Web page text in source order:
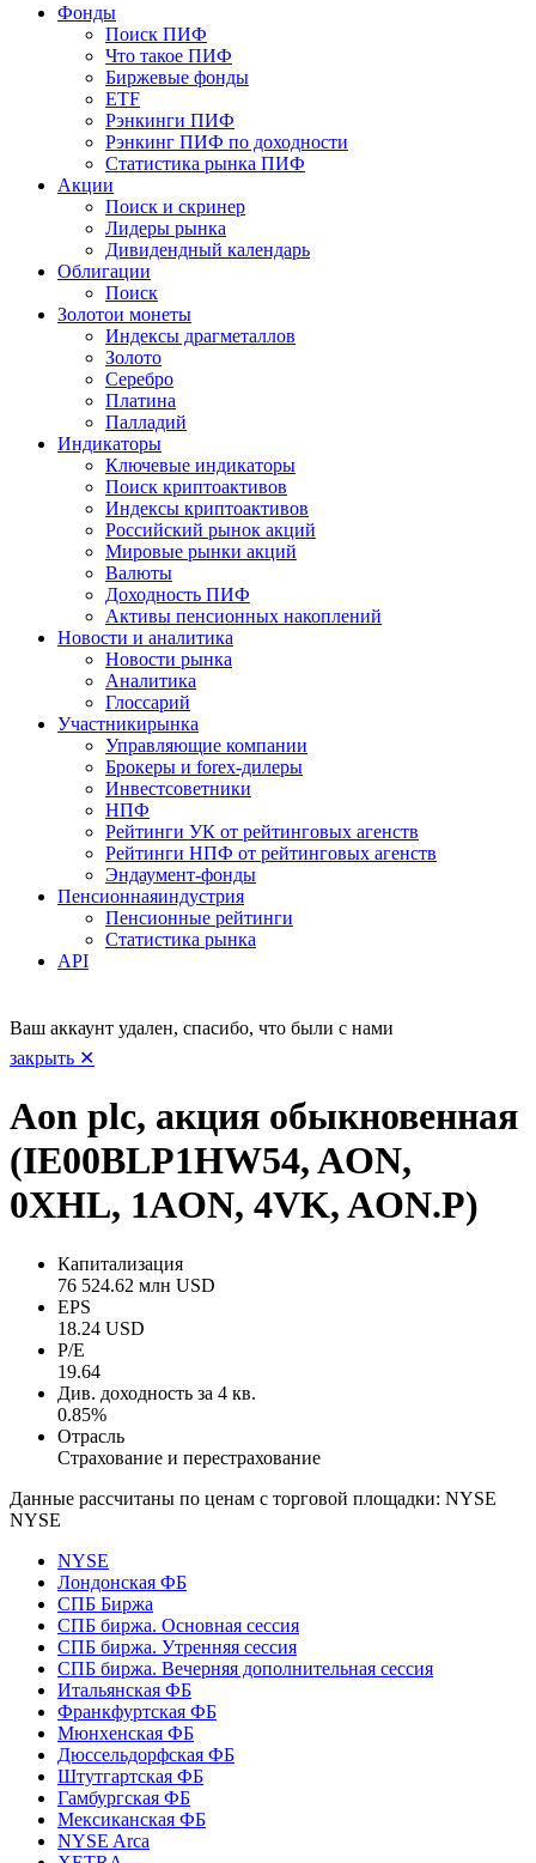
Фонды
Поиск ПИФ
Что такое ПИФ
Биржевые фонды
ETF
Рэнкинги ПИФ
Рэнкинг ПИФ по доходности
Статистика рынка ПИФ
Акции
Поиск и скринер
Лидеры рынка
Дивидендный календарь
Облигации
Поиск
Золотои монеты
Индексы драгметаллов
Золото
Серебро
Платина
Палладий
Индикаторы
Ключевые индикаторы
Поиск криптоактивов
Индексы криптоактивов
Российский рынок акций
Мировые рынки акций
Валюты
Доходность ПИФ
Активы пенсионных накоплений
Новости и аналитика
Новости рынка
Аналитика
Глоссарий
Участникирынка
Управляющие компании
Брокеры и forex-дилеры
Инвестсоветники
НПФ
Рейтинги УК от рейтинговых агенств
Рейтинги НПФ от рейтинговых агенств
Эндаумент-фонды
Пенсионнаяиндустрия
Пенсионные рейтинги
Статистика рынка
API
Ваш аккаунт удален, спасибо, что были с нами
закрыть ✕
Aon plc, акция обыкновенная
(IE00BLP1HW54, AON,
0XHL, 1AON, 4VK, AON.P)
Капитализация
76 524.62 млн USD
EPS
18.24 USD
P/E
19.64
Див. доходность за 4 кв.
0.85%
Отрасль
Страхование и перестрахование
Данные рассчитаны по ценам с торговой площадки: NYSE
NYSE
NYSE
Лондонская ФБ
СПБ Биржа
СПБ биржа. Основная сессия
СПБ биржа. Утренняя сессия
СПБ биржа. Вечерняя дополнительная сессия
Итальянская ФБ
Франкфуртская ФБ
Мюнхенская ФБ
Дюссельдорфская ФБ
Штутгартская ФБ
Гамбургская ФБ
Мексиканская ФБ
NYSE Arca